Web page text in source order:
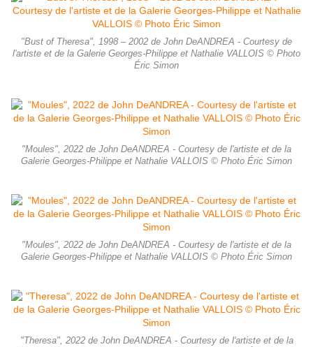
"Bust of Theresa", 1998 – 2002 de John DeANDREA - Courtesy de
l'artiste et de la Galerie Georges-Philippe et Nathalie VALLOIS © Photo
Éric Simon
"Moules", 2022 de John DeANDREA - Courtesy de l'artiste et de la
Galerie Georges-Philippe et Nathalie VALLOIS © Photo Éric Simon
"Moules", 2022 de John DeANDREA - Courtesy de l'artiste et de la
Galerie Georges-Philippe et Nathalie VALLOIS © Photo Éric Simon
"Theresa", 2022 de John DeANDREA - Courtesy de l'artiste et de la